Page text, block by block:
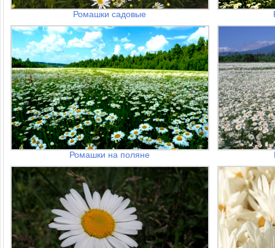
Ромашки садовые
Ромашки на поляне